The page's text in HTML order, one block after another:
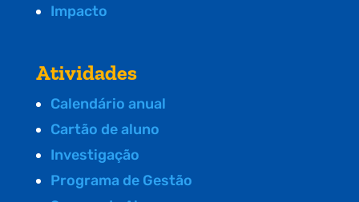
Impacto
Atividades
Calendário anual
Cartão de aluno
Investigação
Programa de Gestão